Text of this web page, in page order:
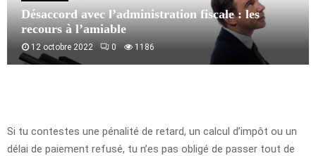
Désaccord avec l’administration fiscale : les
recours à l’amiable
12 octobre 2022 0 1186
Si tu contestes une pénalité de retard, un calcul d’impôt ou un
délai de paiement refusé, tu n’es pas obligé de passer tout de